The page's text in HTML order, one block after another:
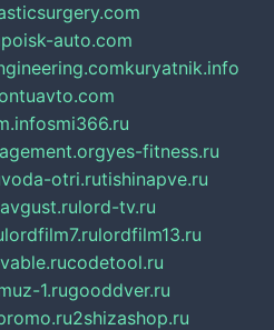
poisk-auto.com
kuryatnik.info
smi366.ru
yes-fitness.ru
voda-otri.rutishinapve.ru
lord-tv.ru
lordfilm7.rulordfilm13.ru
codetool.ru
1.rugooddver.ru
2shizashop.ru